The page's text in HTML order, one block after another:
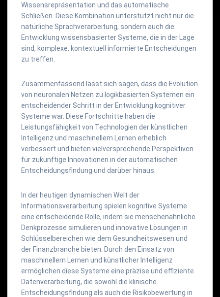
Wissensrepräsentation und das automatische
Schließen. Diese Kombination unterstützt nicht nur die
natürliche Sprachverarbeitung, sondern auch die
Entwicklung wissensbasierter Systeme, die in der Lage
sind, komplexe, kontextuell informierte Entscheidungen
zu treffen.
Zusammenfassend lässt sich sagen, dass die Evolution
von neuronalen Netzen zu logikbasierten Systemen ein
entscheidender Schritt in der Entwicklung kognitiver
Systeme war. Diese Fortschritte haben die
Leistungsfähigkeit von Technologien der künstlichen
Intelligenz und maschinellem Lernen erheblich
verbessert und bieten vielversprechende Perspektiven
für zukünftige Innovationen in der automatischen
Entscheidungsfindung und darüber hinaus.
In der heutigen dynamischen Welt der
Informationsverarbeitung spielen kognitive Systeme
eine entscheidende Rolle, indem sie menschenähnliche
Denkprozesse simulieren und innovative Lösungen in
Schlüsselbereichen wie dem Gesundheitswesen und
der Finanzbranche bieten. Durch den Einsatz von
maschinellem Lernen und künstlicher Intelligenz
ermöglichen diese Systeme eine präzise und effiziente
Datenverarbeitung, die sowohl die klinische
Entscheidungsfindung als auch die Risikobewertung in